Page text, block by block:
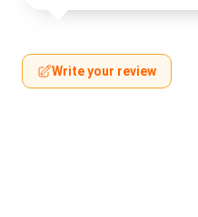
Write your review